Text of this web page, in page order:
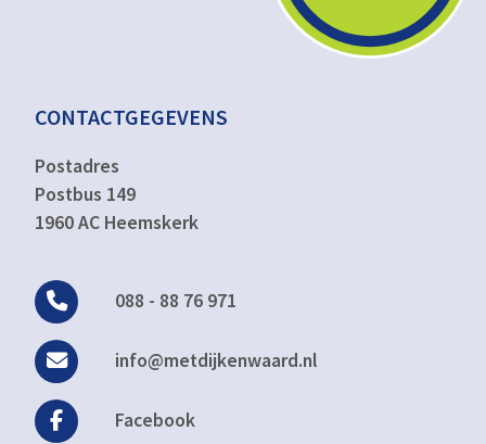
CONTACTGEGEVENS
Postadres
Postbus 149
1960 AC Heemskerk
088 - 88 76 971
info@metdijkenwaard.nl
Facebook